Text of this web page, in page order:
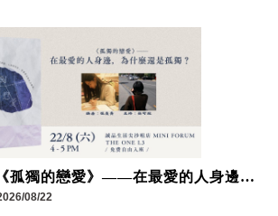
孤獨的戀愛》——在最愛的人身邊，
08/22